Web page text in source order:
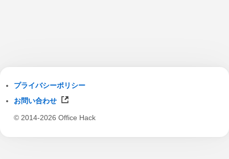
プライバシーポリシー
お問い合わせ
© 2014-2026 Office Hack